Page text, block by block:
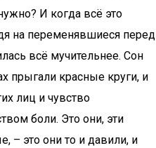
И когда всё это
на переменявшиеся перед
всё мучительнее. Сон
прыгали красные круги, и
лиц и чувство
боли. Это они, эти
– это они то и давили, и